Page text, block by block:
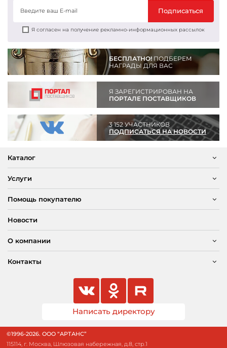
Подписаться
Я согласен на получение рекламно-информационных рассылок
БЕСПЛАТНО!ПОДБЕРЕМ
НАГРАДЫ ДЛЯ ВАС
Я ЗАРЕГИСТРИРОВАН НА
ПОРТАЛЕ ПОСТАВЩИКОВ
3 152 УЧАСТНИКОВ
ПОДПИСАТЬСЯ НА НОВОСТИ
Каталог
Услуги
Помощь покупателю
Новости
О компании
Контакты
Написать директору
©1996-2026. ООО “АРТАНС”
115114, г. Москва, Шлюзовая набережная, д.8, стр.1